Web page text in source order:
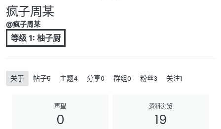
疯子周某
@疯子周某
等级 1: 柚子厨
关于 帖子5 主题4 分享0 群组0 粉丝3 关注1
声望
0
资料浏览
19